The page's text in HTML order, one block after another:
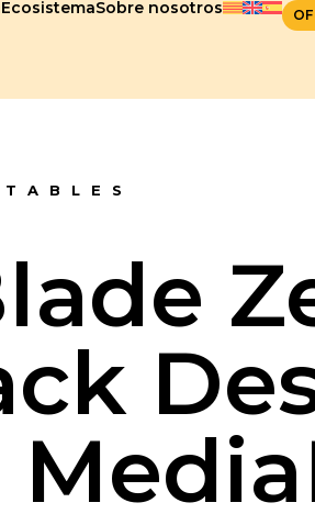
EcosistemaSobre nosotros
TABLES